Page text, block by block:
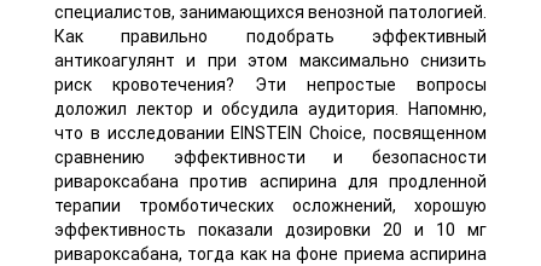
специалистов, занимающихся венозной патологией.
Как правильно подобрать эффективный
антикоагулянт и при этом максимально снизить
риск кровотечения? Эти непростые вопросы
доложил лектор и обсудила аудитория. Напомню,
что в исследовании EINSTEIN Choice, посвященном
сравнению эффективности и безопасности
ривароксабана против аспирина для продленной
терапии тромботических осложнений, хорошую
эффективность показали дозировки 20 и 10 мг
ривароксабана, тогда как на фоне приема аспирина